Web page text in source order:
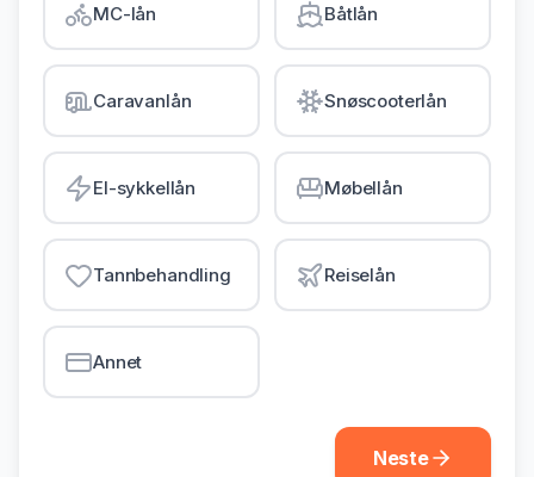
Gjeldsordning
Inkassohjelp
LÅN & KREDITT
Smålån
Lån uten sikkerhet
Kredittkort
Lån på dagen
MC-lån Båtlån
Caravanlån Snøscooterlån
El-sykkellån Møbellån
Tannbehandling Reiselån
Annet
Neste